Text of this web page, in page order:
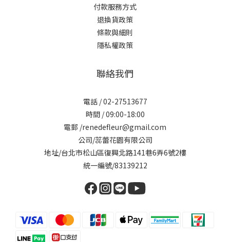
付款服務方式
退換貨政策
條款與細則
隱私權政策
聯絡我們
電話 / 02-27513677
時間 / 09:00-18:00
電郵 /renedefleur@gmail.com
公司/蕊蕾花園有限公司
地址/台北市松山區復興北路141巷6弄6號2樓
統一編號/83139212